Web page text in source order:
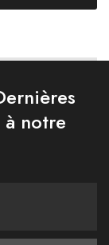
à notre